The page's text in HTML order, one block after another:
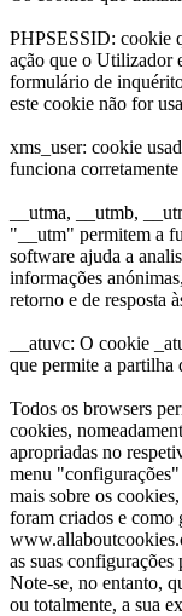
PHPSESSID: cookie
ação que o Utilizador
formulário de
este cookie não for
xms_user: cookie
funciona
__utma, __utmb,
"__utm" permitem a
software ajuda a
informações
retorno e de resposta
__atuvc: O cookie
que permite a partilha
Todos os browsers
cookies,
apropriadas no
menu
mais sobre os
foram criados e como
as suas configurações
Note-se, no entanto,
ou totalmente, a sua